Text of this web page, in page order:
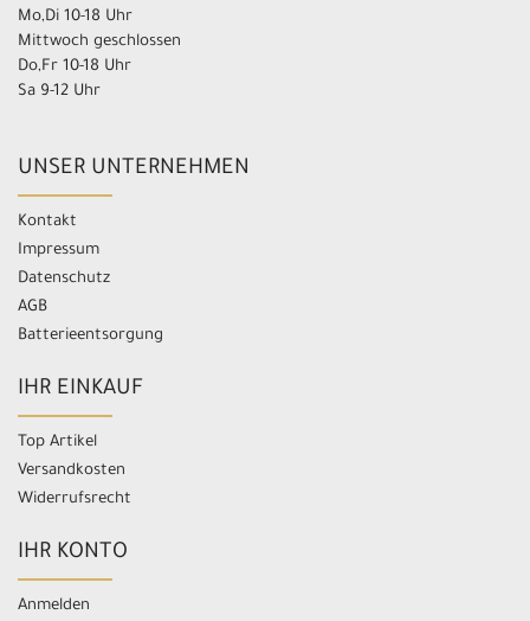
Mo,Di 10-18 Uhr
Mittwoch geschlossen
Do,Fr 10-18 Uhr
Sa 9-12 Uhr
UNSER UNTERNEHMEN
Kontakt
Impressum
Datenschutz
AGB
Batterieentsorgung
IHR EINKAUF
Top Artikel
Versandkosten
Widerrufsrecht
IHR KONTO
Anmelden